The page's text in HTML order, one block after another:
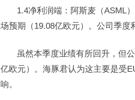
1.4净利润端：阿斯麦（ASML
场预期（19.08亿欧元）。公司季度
虽然本季度业绩有所回升，但
亿欧元）。海豚君认为这主要是受
响。